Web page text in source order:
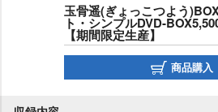
玉骨遥(ぎょっこつよう
ト・シンプル
【期間限定生産】
商品購入